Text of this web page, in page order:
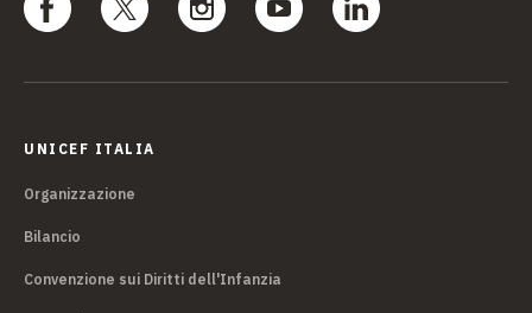
UNICEF ITALIA
Organizzazione
Bilancio
Convenzione sui Diritti dell'Infanzia